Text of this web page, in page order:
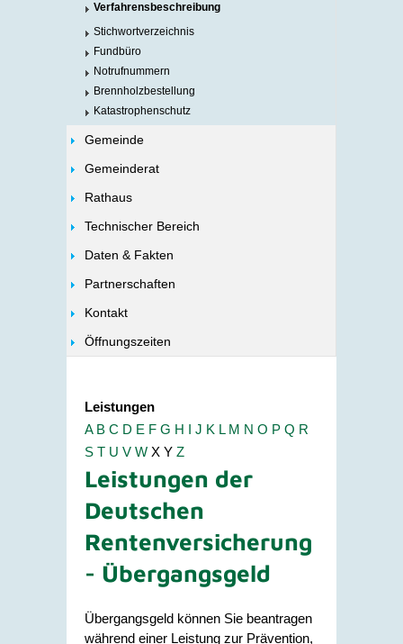
Verfahrensbeschreibung
Stichwortverzeichnis
Fundbüro
Notrufnummern
Brennholzbestellung
Katastrophenschutz
Gemeinde
Gemeinderat
Rathaus
Technischer Bereich
Daten & Fakten
Partnerschaften
Kontakt
Öffnungszeiten
Leistungen
A B C D E F G H I J K L M N O P Q R
S T U V W X Y Z
Leistungen der
Deutschen
Rentenversicherung
- Übergangsgeld
Übergangsgeld können Sie beantragen
während einer Leistung zur Prävention,